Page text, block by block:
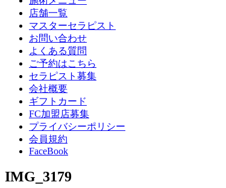
店舗一覧
マスターセラピスト
お問い合わせ
よくある質問
ご予約はこちら
セラピスト募集
会社概要
ギフトカード
FC加盟店募集
プライバシーポリシー
会員規約
FaceBook
IMG_3179